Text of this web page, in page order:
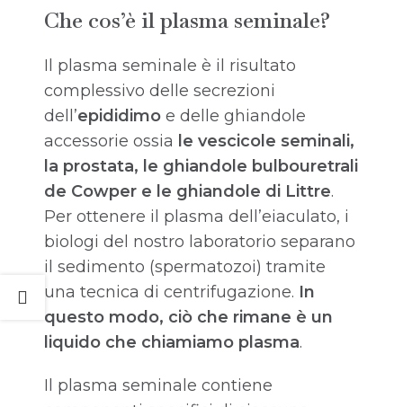
Che cos’è il plasma seminale?
Il plasma seminale è il risultato
complessivo delle secrezioni
dell’epididimo e delle ghiandole
accessorie ossia le vescicole seminali,
la prostata, le ghiandole bulbouretrali
de Cowper e le ghiandole di Littre.
Per ottenere il plasma dell’eiaculato, i
biologi del nostro laboratorio separano
il sedimento (spermatozoi) tramite
una tecnica di centrifugazione. In
questo modo, ciò che rimane è un
liquido che chiamiamo plasma.
Il plasma seminale contiene